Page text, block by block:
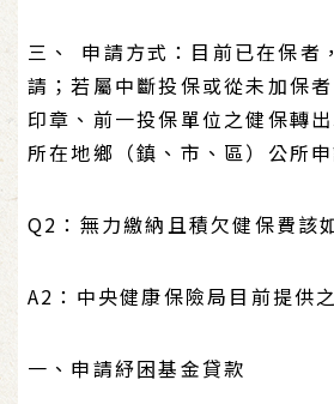
三、 申請方式：目前已在保者
請；若屬中斷投保或從未加保
印章、前一投保單位之健保轉
所在地鄉（鎮、市、區）公所申
Q2：無力繳納且積欠健保費該
A2：中央健康保險局目前提供
一、申請紓困基金貸款